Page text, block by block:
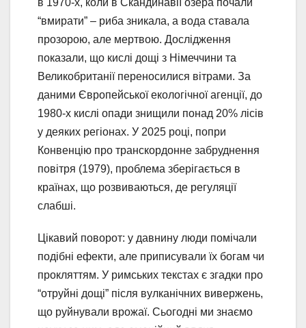
“вмирати” – риба зникала, а вода ставала
прозорою, але мертвою. Дослідження
показали, що кислі дощі з Німеччини та
Великобританії переносилися вітрами. За
даними Європейської екологічної агенції, до
1980-х кислі опади знищили понад 20% лісів
у деяких регіонах. У 2025 році, попри
Конвенцію про транскордонне забруднення
повітря (1979), проблема зберігається в
країнах, що розвиваються, де регуляції
слабші.
Цікавий поворот: у давнину люди помічали
подібні ефекти, але приписували їх богам чи
прокляттям. У римських текстах є згадки про
“отруйні дощі” після вулканічних вивержень,
що руйнували врожаї. Сьогодні ми знаємо